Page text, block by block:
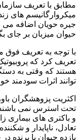
میکروارگانیسم های
جیره حویان اضافه می
حیوان میزبان بر جای
با توجه به تعریف فوق
تعریف کرد که
هستند که وقتی به
توانند اثرات سودمند
اکثریت پزوهشگران
تحت استرس نمی باشند
و باکتری های بیماری
تعادل، ناپایدار و
بازده حیوان یا پرنده